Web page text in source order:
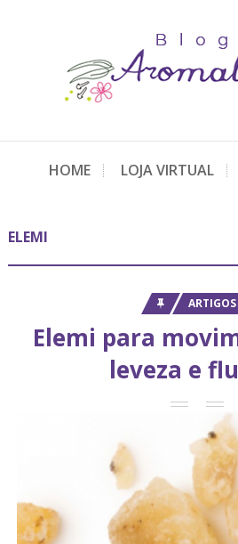
HOME LOJA VIRTUAL
ELEMI
ARTIGOS
Elemi para
leveza e